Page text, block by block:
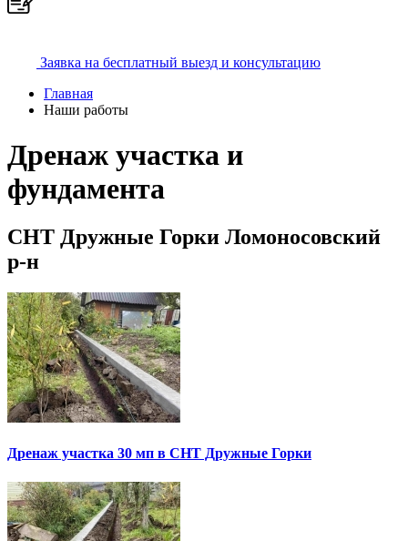
Заявка на бесплатный выезд и консультацию
Главная
Наши работы
Дренаж участка и
фундамента
СНТ Дружные Горки Ломоносовский
р-н
Дренаж участка 30 мп в СНТ Дружные Горки